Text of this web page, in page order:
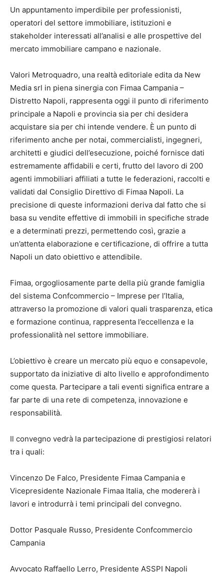
Un appuntamento imperdibile per professionisti,
operatori del settore immobiliare, istituzioni e
stakeholder interessati all’analisi e alle prospettive del
mercato immobiliare campano e nazionale.
Valori Metroquadro, una realtà editoriale edita da New
Media srl in piena sinergia con Fimaa Campania –
Distretto Napoli, rappresenta oggi il punto di riferimento
principale a Napoli e provincia sia per chi desidera
acquistare sia per chi intende vendere. È un punto di
riferimento anche per notai, commercialisti, ingegneri,
architetti e giudici dell’esecuzione, poiché fornisce dati
estremamente affidabili e certi, frutto del lavoro di 200
agenti immobiliari affiliati a tutte le federazioni, raccolti e
validati dal Consiglio Direttivo di Fimaa Napoli. La
precisione di queste informazioni deriva dal fatto che si
basa su vendite effettive di immobili in specifiche strade
e a determinati prezzi, permettendo così, grazie a
un’attenta elaborazione e certificazione, di offrire a tutta
Napoli un dato obiettivo e attendibile.
Fimaa, orgogliosamente parte della più grande famiglia
del sistema Confcommercio – Imprese per l’Italia,
attraverso la promozione di valori quali trasparenza, etica
e formazione continua, rappresenta l’eccellenza e la
professionalità nel settore immobiliare.
L’obiettivo è creare un mercato più equo e consapevole,
supportato da iniziative di alto livello e approfondimento
come questa. Partecipare a tali eventi significa entrare a
far parte di una rete di competenza, innovazione e
responsabilità.
Il convegno vedrà la partecipazione di prestigiosi relatori
tra i quali:
Vincenzo De Falco, Presidente Fimaa Campania e
Vicepresidente Nazionale Fimaa Italia, che modererà i
lavori e introdurrà i temi principali del convegno.
Dottor Pasquale Russo, Presidente Confcommercio
Campania
Avvocato Raffaello Lerro, Presidente ASSPI Napoli